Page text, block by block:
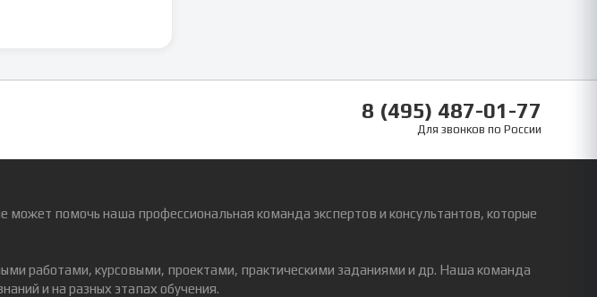
8 (495) 487-01-77
Для звонков по России
помочь наша профессиональная команда экспертов и консультантов, которые
работами, курсовыми, проектами, практическими заданиями и др. Наша команда
и на разных этапах обучения.